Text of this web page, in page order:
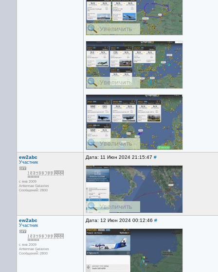
ew2abc
Участник
с янв 2009
Antennae Galaxies
Сообщений: 2800
Дата: 11 Июн 2024 21:15:47 #
ew2abc
Участник
с янв 2009
Antennae Galaxies
Сообщений: 2800
Дата: 12 Июн 2024 00:12:46 #